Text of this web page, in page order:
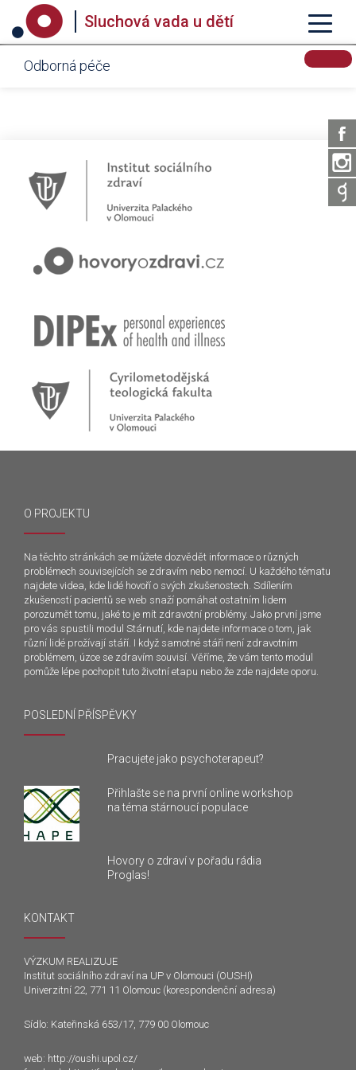
Sluchová vada u dětí
Odborná péče
O PROJEKTU
Na těchto stránkách se můžete dozvědět informace o různých
problémech souvisejících se zdravím nebo nemocí. U každého tématu
najdete videa, kde lidé hovoří o svých zkušenostech. Sdílením
zkušeností pacientů se web snaží pomáhat ostatním lidem
porozumět tomu, jaké to je mít zdravotní problémy. Jako první jsme
pro vás spustili modul Stárnutí, kde najdete informace o tom, jak
různí lidé prožívají stáří. I když samotné stáří není zdravotním
problémem, úzce se zdravím souvisí. Věříme, že vám tento modul
pomůže lépe pochopit tuto životní etapu nebo že zde najdete oporu.
POSLEDNÍ PŘÍSPĚVKY
Pracujete jako psychoterapeut?
Přihlašte se na první online workshop
na téma stárnoucí populace
Hovory o zdraví v pořadu rádia
Proglas!
KONTAKT
VÝZKUM REALIZUJE
Institut sociálního zdraví na UP v Olomouci (OUSHI)
Univerzitní 22, 771 11 Olomouc (korespondenční adresa)
Sídlo: Kateřinská 653/17, 779 00 Olomouc
web: http://oushi.upol.cz/